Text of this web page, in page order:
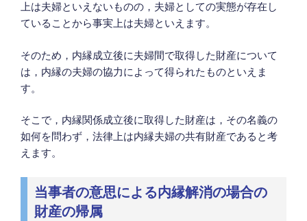
上は夫婦といえないものの，夫婦としての実態が存在し
ていることから事実上は夫婦といえます。
そのため，内縁成立後に夫婦間で取得した財産について
は，内縁の夫婦の協力によって得られたものといえま
す。
そこで，内縁関係成立後に取得した財産は，その名義の
如何を問わず，法律上は内縁夫婦の共有財産であると考
えます。
当事者の意思による内縁解消の場合の
財産の帰属